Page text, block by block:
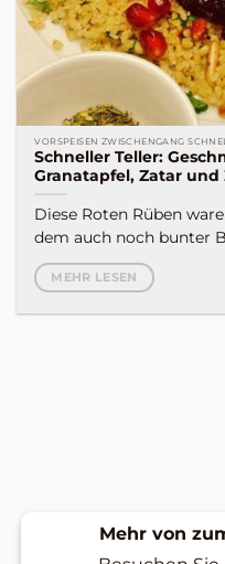
VORSPEISEN ZWISCHENGANG
Schneller Teller:
Granatapfel, Zatar und
Diese Roten Rüben
dem auch noch bunter
MEHR LESEN
Mehr von